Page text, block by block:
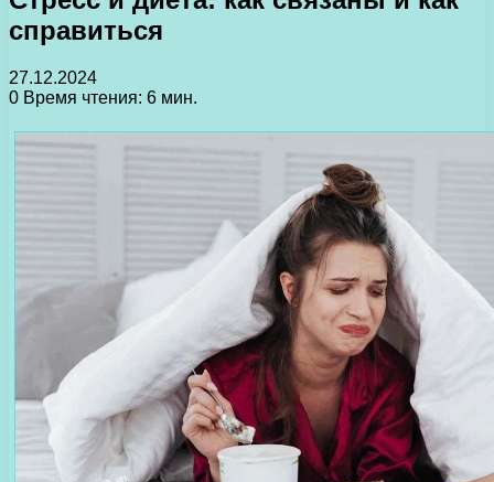
справиться
27.12.2024
0 Время чтения: 6 мин.